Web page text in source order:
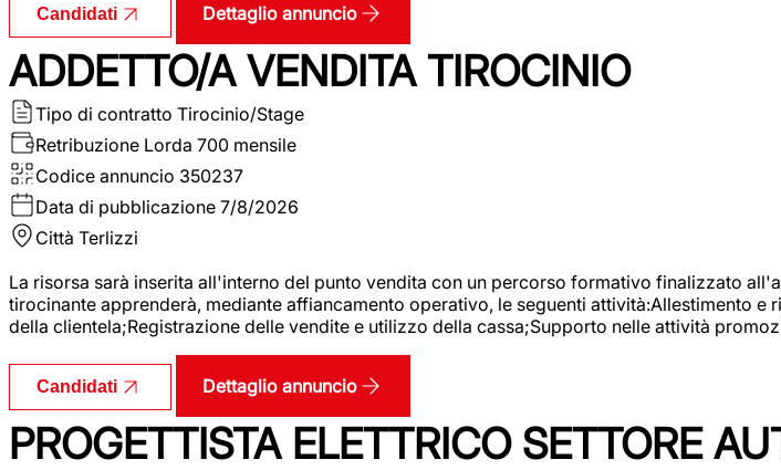
Candidati Dettaglio annuncio
ADDETTO/A VENDITA TIROCINIO
Tipo di contratto Tirocinio/Stage
Retribuzione Lorda 700 mensile
Codice annuncio 350237
Data di pubblicazione 7/8/2026
Città Terlizzi
La risorsa sarà inserita all'interno del punto vendita con un percorso formativo finalizzato
tirocinante apprenderà, mediante affiancamento operativo, le seguenti attività:Allestimento
della clientela;Registrazione delle vendite e utilizzo della cassa;Supporto nelle attività
Candidati Dettaglio annuncio
PROGETTISTA ELETTRICO SETTORE